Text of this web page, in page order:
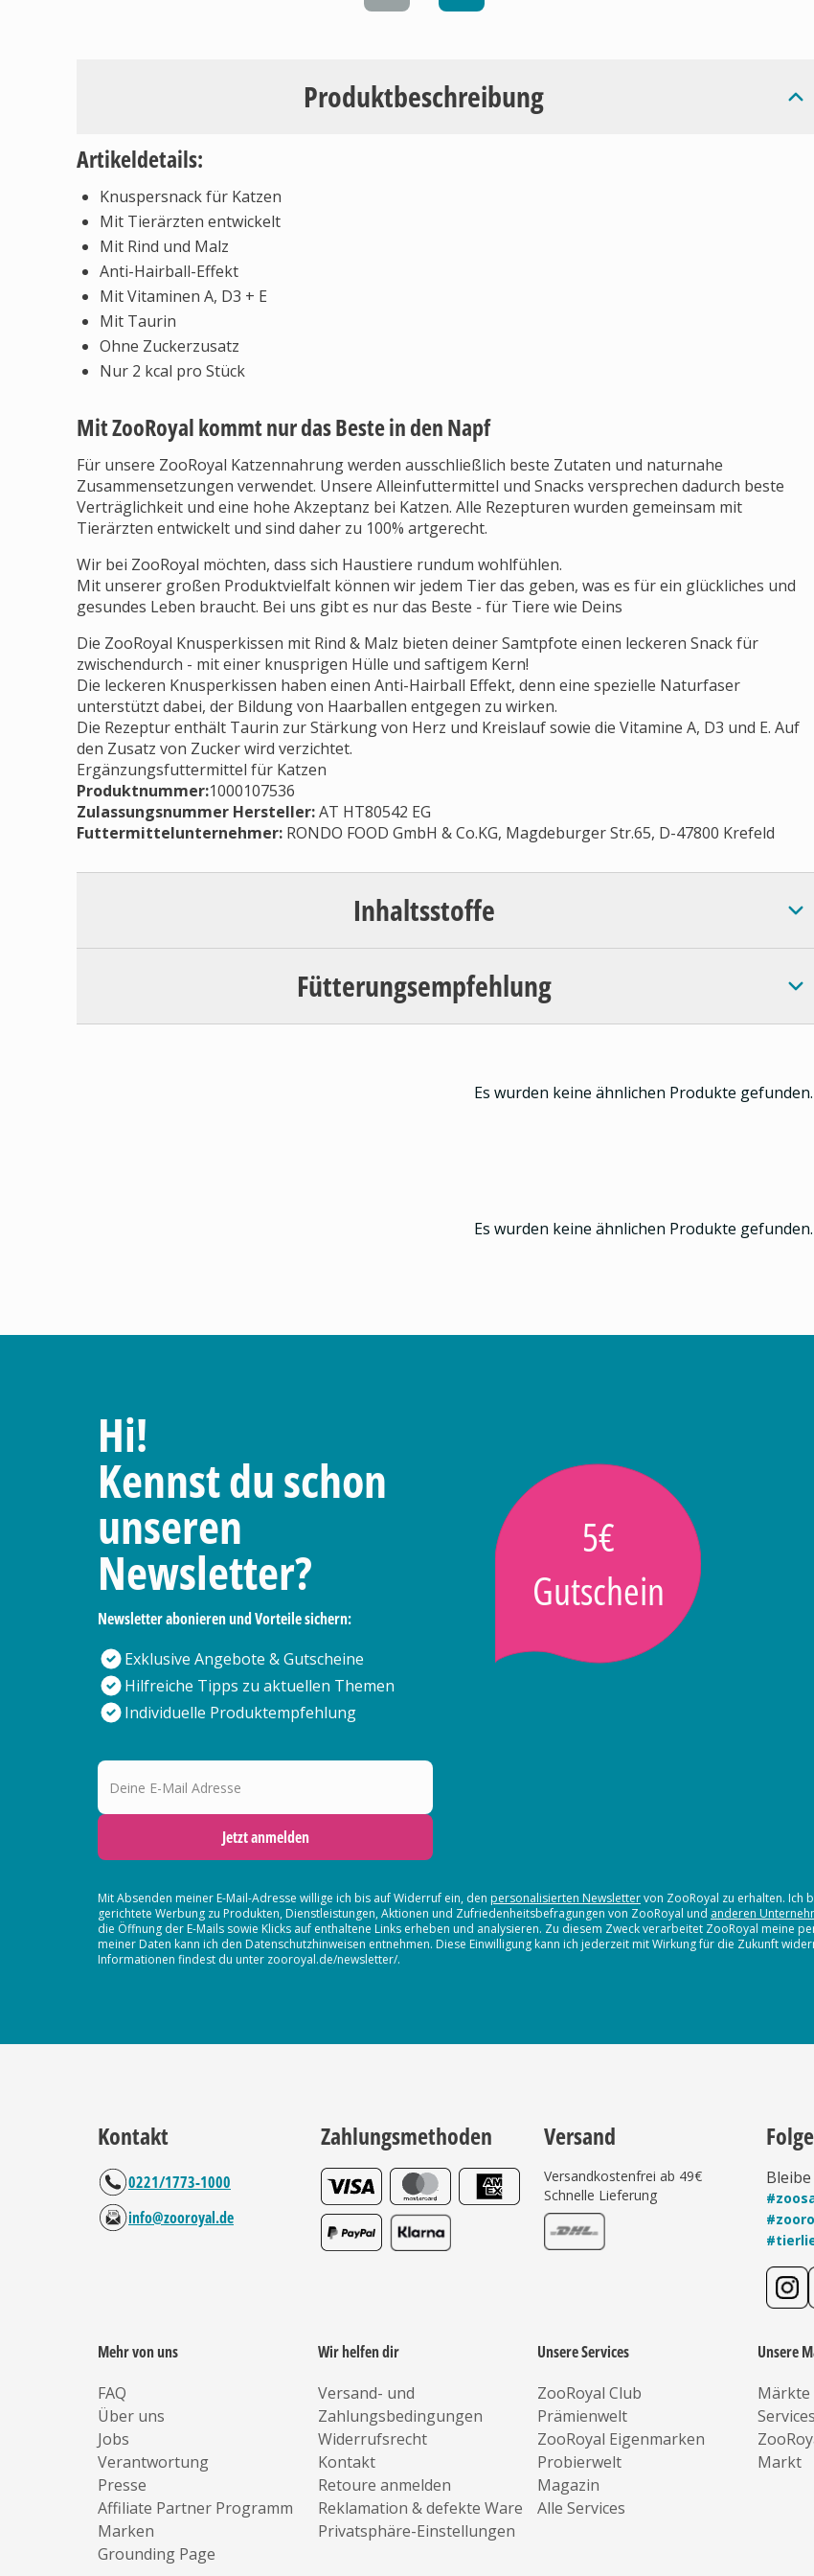
Produktbeschreibung
Artikeldetails:
Knuspersnack für Katzen
Mit Tierärzten entwickelt
Mit Rind und Malz
Anti-Hairball-Effekt
Mit Vitaminen A, D3 + E
Mit Taurin
Ohne Zuckerzusatz
Nur 2 kcal pro Stück
Mit ZooRoyal kommt nur das Beste in den Napf
Für unsere ZooRoyal Katzennahrung werden ausschließlich beste Zutaten und naturnahe
Zusammensetzungen verwendet. Unsere Alleinfuttermittel und Snacks versprechen dadurch beste
Verträglichkeit und eine hohe Akzeptanz bei Katzen. Alle Rezepturen wurden gemeinsam mit
Tierärzten entwickelt und sind daher zu 100% artgerecht.
Wir bei ZooRoyal möchten, dass sich Haustiere rundum wohlfühlen.
Mit unserer großen Produktvielfalt können wir jedem Tier das geben, was es für ein glückliches und
gesundes Leben braucht. Bei uns gibt es nur das Beste - für Tiere wie Deins
Die ZooRoyal Knusperkissen mit Rind & Malz bieten deiner Samtpfote einen leckeren Snack für
zwischendurch - mit einer knusprigen Hülle und saftigem Kern!
Die leckeren Knusperkissen haben einen Anti-Hairball Effekt, denn eine spezielle Naturfaser
unterstützt dabei, der Bildung von Haarballen entgegen zu wirken.
Die Rezeptur enthält Taurin zur Stärkung von Herz und Kreislauf sowie die Vitamine A, D3 und E. Auf
den Zusatz von Zucker wird verzichtet.
Ergänzungsfuttermittel für Katzen
Produktnummer:1000107536
Zulassungsnummer Hersteller:AT HT80542 EG
Futtermittelunternehmer: RONDO FOOD GmbH & Co.KG, Magdeburger Str.65, D-47800 Krefeld
Inhaltsstoffe
Fütterungsempfehlung
Es wurden keine ähnlichen Produkte gefunden.
Es wurden keine ähnlichen Produkte gefunden.
Hi!
Kennst du schon
unseren
Newsletter?
Newsletter abonieren und Vorteile sichern:
Exklusive Angebote & Gutscheine
Hilfreiche Tipps zu aktuellen Themen
Individuelle Produktempfehlung
5€
Gutschein
Deine E-Mail Adresse
Jetzt anmelden
Mit Absenden meiner E-Mail-Adresse willige ich bis auf Widerruf ein, den personalisierten Newslettervon ZooRoyal zu erhalten. Ich
gerichtete Werbung zu Produkten, Dienstleistungen, Aktionen und Zufriedenheitsbefragungen von ZooRoyal und anderen
die Öffnung der E-Mails sowie Klicks auf enthaltene Links erheben und analysieren. Zu diesem Zweck verarbeitet ZooRoyal meine
meiner Daten kann ich den Datenschutzhinweisen entnehmen. Diese Einwilligung kann ich jederzeit mit Wirkung für die Zukunft
Informationen findest du unter zooroyal.de/newsletter/.
Kontakt
0221/1773-1000
info@zooroyal.de
Zahlungsmethoden Versand
Versandkostenfrei ab 49€
Schnelle Lieferung
Mehr von uns
FAQ
Über uns
Jobs
Verantwortung
Presse
Affiliate Partner Programm
Marken
Grounding Page
Wir helfen dir
Versand- und
Zahlungsbedingungen
Widerrufsrecht
Kontakt
Retoure anmelden
Reklamation & defekte Ware
Privatsphäre-Einstellungen
Unsere Services
ZooRoyal Club
Prämienwelt
ZooRoyal Eigenmarken
Probierwelt
Magazin
Alle Services
Unsere
Märkte
Markt